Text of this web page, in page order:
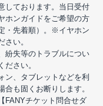
しております。当日受付
ホンガイドをご希望の方
・先着順）。※イヤホン
い。
紛失等のトラブルについ
さい。
ン、タブレットなどを利
も固くお断りします。
FANYチケット問合せダ